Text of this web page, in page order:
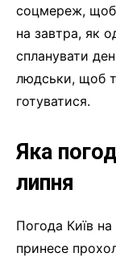
соцмереж, щоб
на завтра, як
спланувати
людськи, щоб
готуватися.
Яка
липня
Погода Київ
принесе